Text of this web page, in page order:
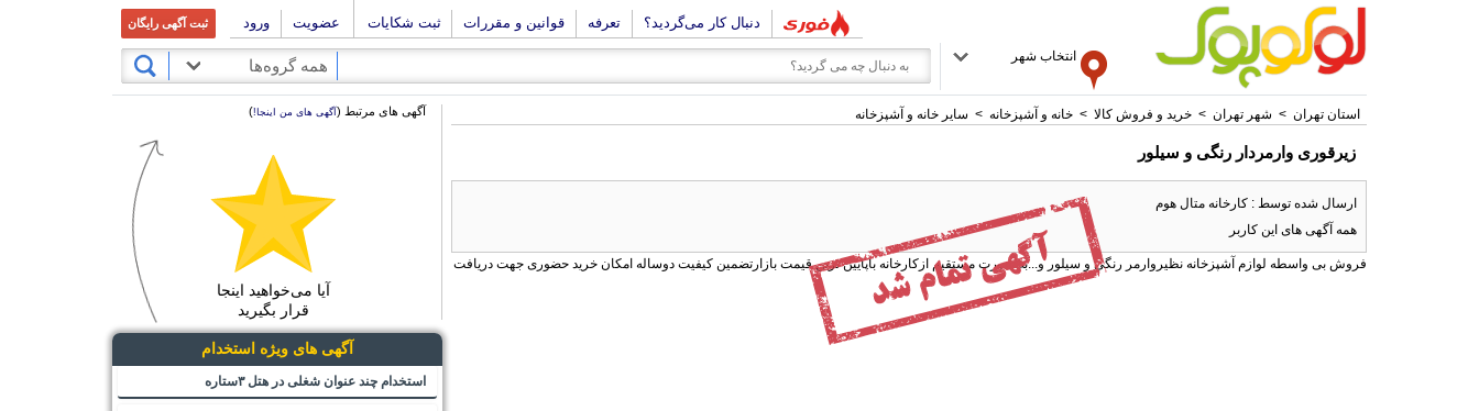
دنبال کار می‌گردید؟ تعرفه قوانین و مقررات ثبت شکایات عضویت ورود ثبت آگهی رایگان
انتخاب شهر
همه گروه‌ها
استان تهران > شهر تهران > خرید و فروش کالا > خانه و آشپزخانه > سایر خانه و آشپزخانه
زیرقوری وارمردار رنگی و سیلور
ارسال شده توسط : کارخانه متال هوم
همه آگهی های این کاربر
فروش بی واسطه لوازم آشپزخانه نظیروارمر رنگی و سیلور و...به صورت مستقیم ازکارخانه باپایین ترین قیمت بازارتضمین کیفیت دوساله امکان خرید حضوری جهت دریافت
آگهی های مرتبط (آگهی های من اینجا!)
آیا می‌خواهید اینجا
قرار بگیرید
آگهی های ویژه استخدام
استخدام چند عنوان شغلی در هتل ۳ستاره